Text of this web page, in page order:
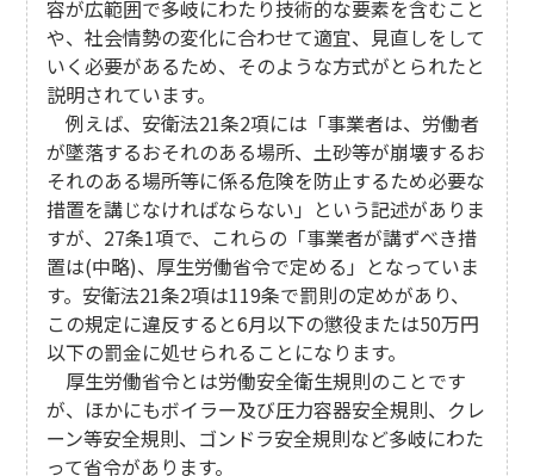
容が広範囲で多岐にわたり技術的な要素を含むこと
や、社会情勢の変化に合わせて適宜、見直しをして
いく必要があるため、そのような方式がとられたと
説明されています。
例えば、安衛法21条2項には「事業者は、労働者
が墜落するおそれのある場所、土砂等が崩壊するお
それのある場所等に係る危険を防止するため必要な
措置を講じなければならない」という記述がありま
すが、27条1項で、これらの「事業者が講ずべき措
置は(中略)、厚生労働省令で定める」となっていま
す。安衛法21条2項は119条で罰則の定めがあり、
この規定に違反すると6月以下の懲役または50万円
以下の罰金に処せられることになります。
厚生労働省令とは労働安全衛生規則のことです
が、ほかにもボイラー及び圧力容器安全規則、クレ
ーン等安全規則、ゴンドラ安全規則など多岐にわた
って省令があります。